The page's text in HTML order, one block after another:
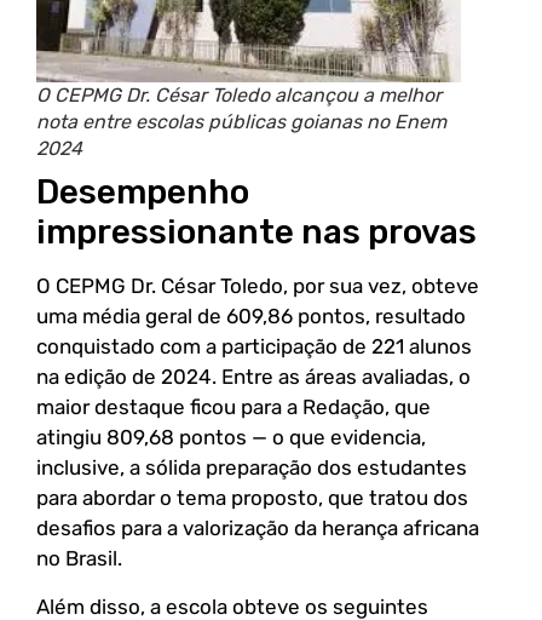
O CEPMG Dr. César Toledo alcançou a melhor
nota entre escolas públicas goianas no Enem
2024
Desempenho
impressionante nas provas
O CEPMG Dr. César Toledo, por sua vez, obteve
uma média geral de 609,86 pontos, resultado
conquistado com a participação de 221 alunos
na edição de 2024. Entre as áreas avaliadas, o
maior destaque ficou para a Redação, que
atingiu 809,68 pontos — o que evidencia,
inclusive, a sólida preparação dos estudantes
para abordar o tema proposto, que tratou dos
desafios para a valorização da herança africana
no Brasil.
Além disso, a escola obteve os seguintes